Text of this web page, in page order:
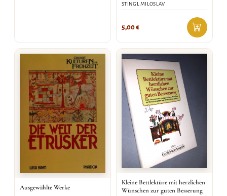
STINGL MILOSLAV
5,00€
Ausgewählte Werke
Kleine Bettlektüre mit herzlichen
Wünschen zur guten Besserung